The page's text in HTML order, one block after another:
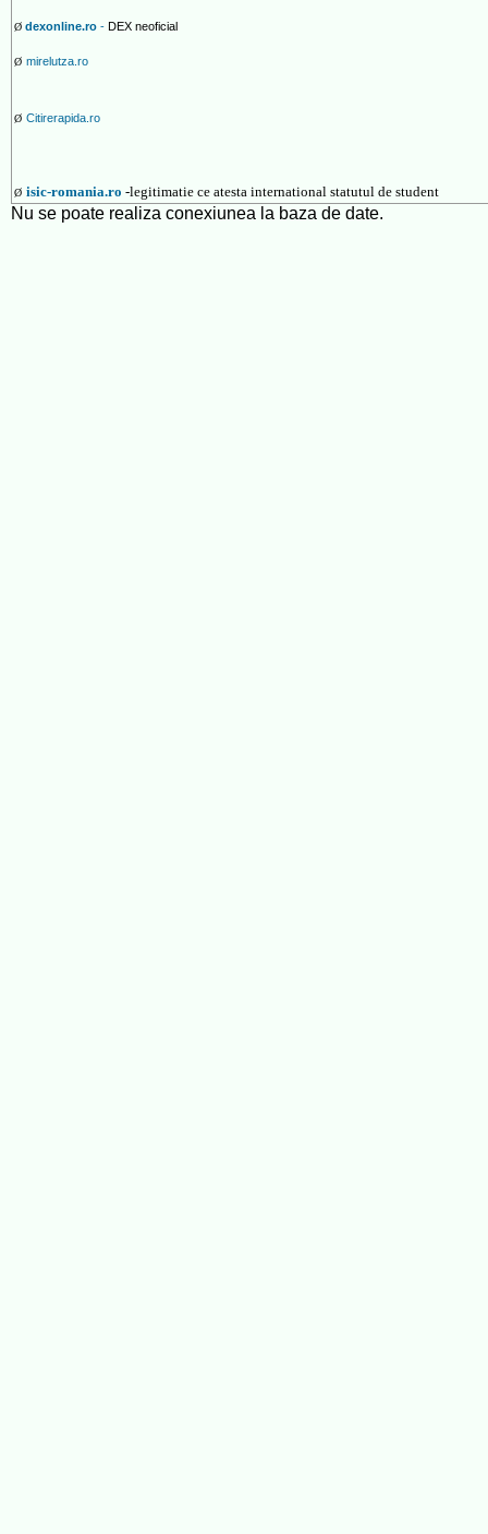
Ø dexonline.ro - DEX neoficial
Ø mirelutza.ro
Ø Citirerapida.ro
Ø isic-romania.ro -legitimatie ce atesta international statutul de student
Nu se poate realiza conexiunea la baza de date.